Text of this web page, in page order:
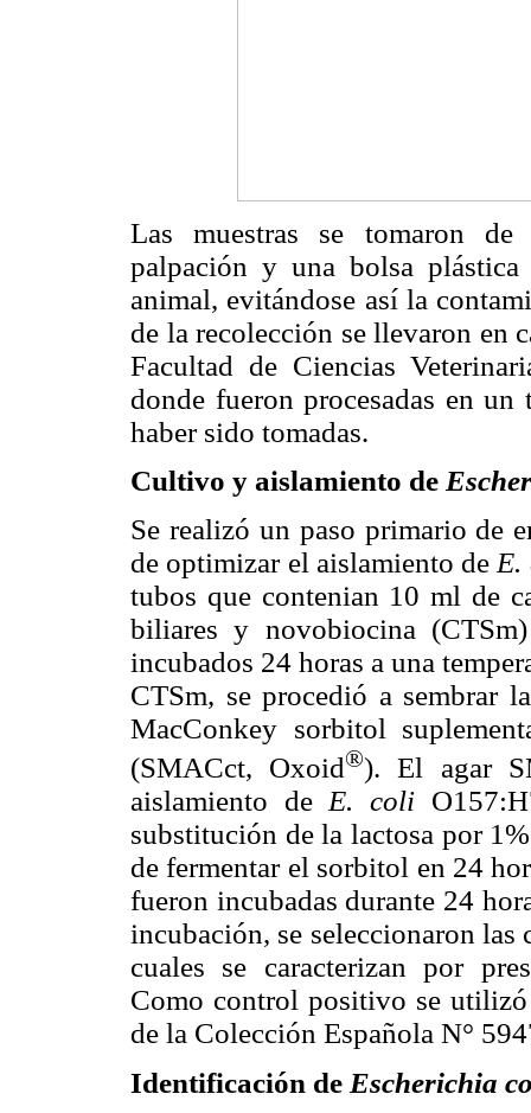
Las muestras se tomaron de
palpación y una bolsa
animal, evitándose así la
de la recolección se llevaron en
Facultad de Ciencias
donde fueron procesadas en
haber sido tomadas.
Cultivo y aislamiento de
Se realizó un paso primario de
de optimizar el aislamiento de E.
tubos que contenian 10 ml de
biliares y novobiocina
incubados 24 horas a una
CTSm, se procedió a sembrar
MacConkey sorbitol
(SMACct, Oxoid®). El agar
aislamiento deE. coli
substitución de la lactosa por
de fermentar el sorbitol en 24
fueron incubadas durante 24
incubación, se seleccionaron
cuales se caracterizan por
Como control positivo se
de la Colección Española N°
Identificación de Escherichia